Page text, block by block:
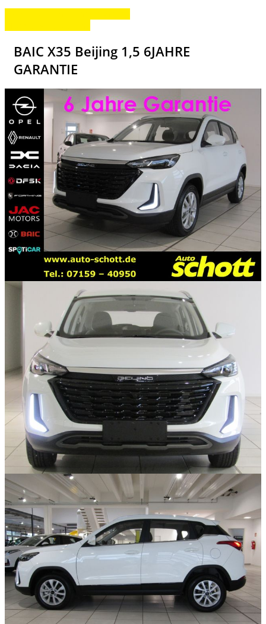
BAIC X35 Beijing 1,5 6JAHRE
GARANTIE